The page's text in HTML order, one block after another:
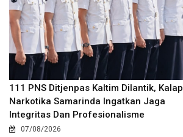
111 PNS Ditjenpas Kaltim Dilantik,
Narkotika Samarinda Ingatkan Jaga
Integritas Dan Profesionalisme
07/08/2026